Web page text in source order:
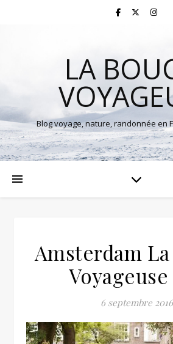
LA
Blog voyage, nature, randonnée en
Amsterdam
Voyageuse
6 septembre 2016